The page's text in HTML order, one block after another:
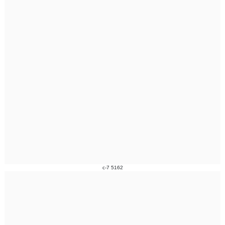
c-7 5162